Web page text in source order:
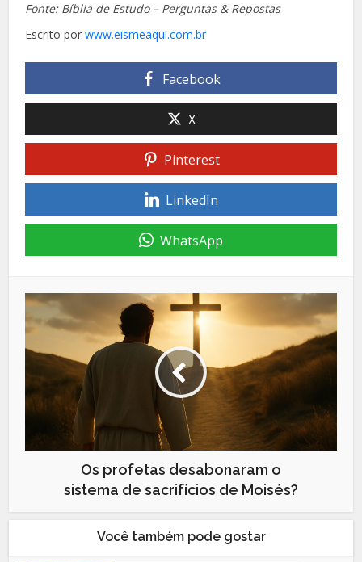
Fonte: Bíblia de Estudo – Perguntas & Repostas
Escrito porwww.eismeaqui.com.br
Facebook
X
Pinterest
LinkedIn
WhatsApp
Os profetas desabonaram o
sistema de sacrifícios de Moisés?
Você também pode gostar